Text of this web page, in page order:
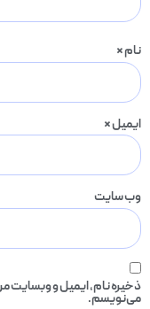
نام*
ایمیل*
وب‌ سایت
ذخیره نام، ایمیل و وبسایت
می‌نویسم.